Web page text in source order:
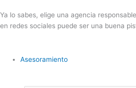
Ya lo sabes, elige una agencia
en redes sociales puede ser una buena
Asesoramiento